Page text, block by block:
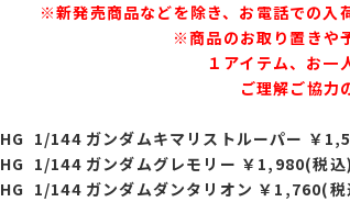
※新発売商品などを除き、お電話での入
※商品のお取り置きや
１アイテム、お一
ご理解ご協力
HG 1/144 ガンダムキマリストルーパー ￥
HG 1/144 ガンダムグレモリー ￥1,980(税込)
HG 1/144 ガンダムダンタリオン ￥1,760(税